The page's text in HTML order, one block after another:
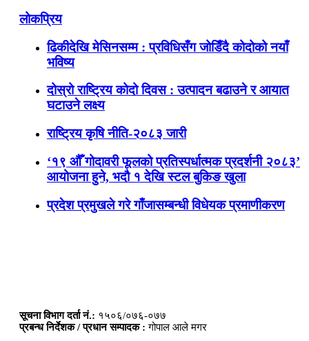
लोकप्रिय
ढिकीदेखि मेसिनसम्म : प्रविधिसँग जोडिँदै कोदोको नयाँ
भविष्य
दोस्रो राष्ट्रिय कोदो दिवस : उत्पादन बढाउने र आयात
घटाउने लक्ष्य
राष्ट्रिय कृषि नीति-२०८३ जारी
‘१९ औँ गोदावरी फूलको प्रतिस्पर्धात्मक प्रदर्शनी २०८३’
आयोजना हुने, भदौ १ देखि स्टल बुकिङ खुला
प्रदेश प्रमुखले गरे गाँजासम्बन्धी विधेयक प्रमाणीकरण
सूचना विभाग दर्ता नं.: १५०६/०७६-०७७
प्रबन्ध निर्देशक / प्रधान सम्पादक : गोपाल आले मगर